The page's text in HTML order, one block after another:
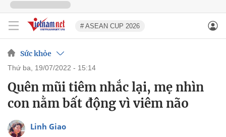
# ASEAN CUP 2026
Sức khỏe
thứ ba, 19/07/2022 - 15:14
Quên mũi tiêm nhắc lại, mẹ nhìn
con nằm bất động vì viêm não
Linh Giao